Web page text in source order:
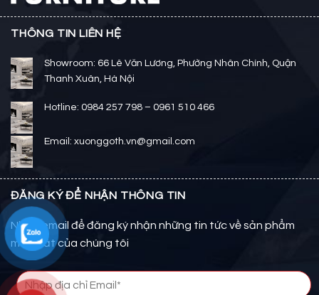
THÔNG TIN LIÊN HỆ
Showroom: 66 Lê Văn Lương, Phường Nhân Chính, Quận
Thanh Xuân, Hà Nội
Hotline: 0984 257 798 – 0961 510 466
Email: xuonggoth.vn@gmail.com
ĐĂNG KÝ ĐỂ NHẬN THÔNG TIN
Nhập email để đăng ký nhận những tin tức về sản phẩm
mới nhất của chúng tôi